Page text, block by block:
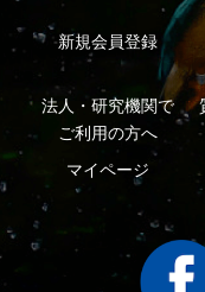
利用規約 ｜有料会員利用
シ
特定商取引法に基づく表